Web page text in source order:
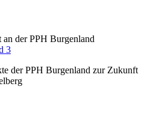
der PPH Burgenland
3
der PPH Burgenland zur Zukunft